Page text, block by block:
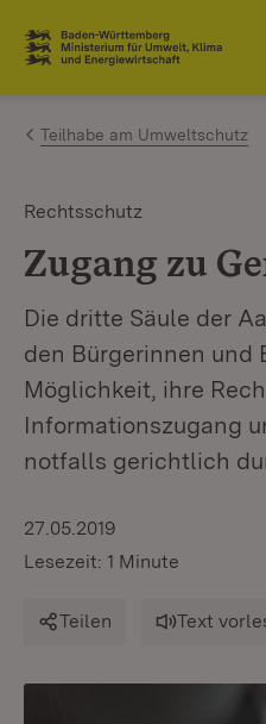
Zum Inhalt springen
Link zur Startseite
Teilhabe am Umweltschutz
Rechtsschutz
Zugang zu
Die dritte Säule der
den Bürgerinnen und
Möglichkeit, ihre
Informationszugang
notfalls gerichtlich
27.05.2019
Lesezeit: 1 Minute
Teilen Text